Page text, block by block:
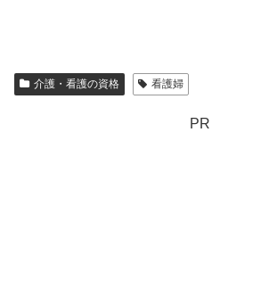
介護・看護の資格 看護婦
PR